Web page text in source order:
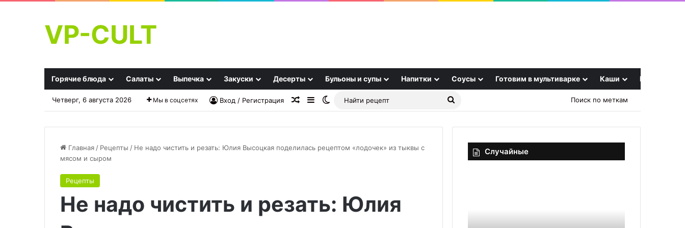
VP-CULT
Горячие блюда Салаты Выпечка Закуски Десерты Бульоны и супы Напитки Соусы Готовим в мультиварке Каши Еще
Четверг, 6 августа 2026 Мы в соцсетях Вход / Регистрация Случайная статья
SidebarSwitch skin
Найти
Поиск по меткам
Главная / Рецепты / Не надо чистить и резать: Юлия Высоцкая поделилась рецептом «лодочек» из тыквы с
мясом и сыром
Рецепты
Не надо чистить и резать: Юлия
Случайные
захочется
медик